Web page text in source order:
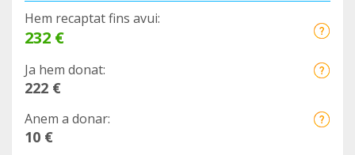
Hem recaptat fins avui:
232 €
Ja hem donat:
222 €
Anem a donar:
10 €